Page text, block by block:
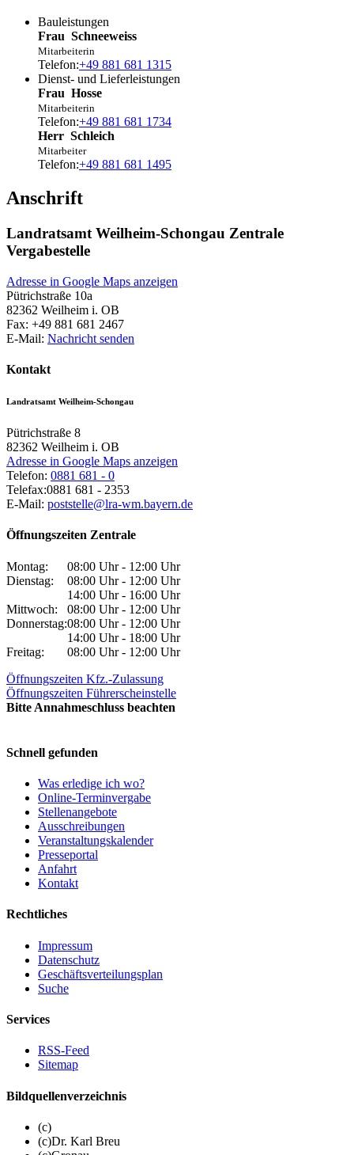
Bauleistungen
Frau Schneeweiss
Mitarbeiterin
Telefon:+49 881 681 1315
Dienst- und Lieferleistungen
Frau Hosse
Mitarbeiterin
Telefon:+49 881 681 1734
Herr Schleich
Mitarbeiter
Telefon:+49 881 681 1495
Anschrift
Landratsamt Weilheim-Schongau Zentrale
Vergabestelle
Adresse in Google Maps anzeigen
Pütrichstraße 10a
82362 Weilheim i. OB
Fax: +49 881 681 2467
E-Mail: Nachricht senden
Kontakt
Landratsamt Weilheim-Schongau
Pütrichstraße 8
82362 Weilheim i. OB
Adresse in Google Maps anzeigen
Telefon: 0881 681 - 0
Telefax:0881 681 - 2353
E-Mail: poststelle@lra-wm.bayern.de
Öffnungszeiten Zentrale
Montag:
08:00 Uhr - 12:00 Uhr
Dienstag:
08:00 Uhr - 12:00 Uhr
14:00 Uhr - 16:00 Uhr
Mittwoch:
08:00 Uhr - 12:00 Uhr
Donnerstag:08:00 Uhr - 12:00 Uhr
14:00 Uhr - 18:00 Uhr
Freitag:
08:00 Uhr - 12:00 Uhr
Öffnungszeiten Kfz.-Zulassung
Öffnungszeiten Führerscheinstelle
Bitte Annahmeschluss beachten
Schnell gefunden
Was erledige ich wo?
Online-Terminvergabe
Stellenangebote
Ausschreibungen
Veranstaltungskalender
Presseportal
Anfahrt
Kontakt
Rechtliches
Impressum
Datenschutz
Geschäftsverteilungsplan
Suche
Services
RSS-Feed
Sitemap
Bildquellenverzeichnis
(c)
(c)Dr. Karl Breu